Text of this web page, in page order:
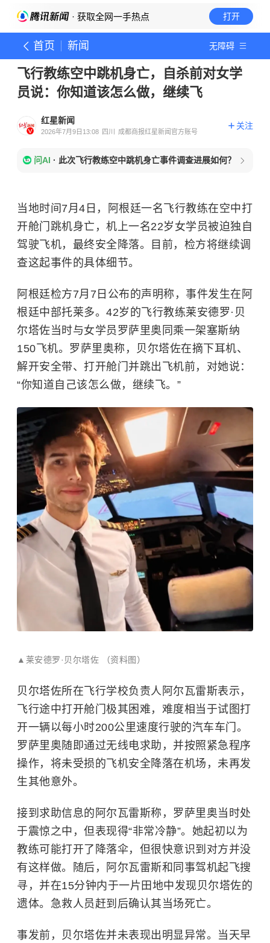
· 获取全网一手热点 打开
首页 新闻 无障碍
飞行教练空中跳机身亡，自杀前对女学
员说：你知道该怎么做，继续飞
红星新闻
2026年7月9日13:08 四川 成都商报红星新闻官方账号
关注
问AI · 此次飞行教练空中跳机身亡事件调查进展如何？
当地时间7月4日，阿根廷一名飞行教练在空中打
开舱门跳机身亡，机上一名22岁女学员被迫独自
驾驶飞机，最终安全降落。目前，检方将继续调
查这起事件的具体细节。
阿根廷检方7月7日公布的声明称，事件发生在阿
根廷中部托莱多。42岁的飞行教练莱安德罗·贝
尔塔佐当时与女学员罗萨里奥同乘一架塞斯纳
150飞机。罗萨里奥称，贝尔塔佐在摘下耳机、
解开安全带、打开舱门并跳出飞机前，对她说：
“你知道自己该怎么做，继续飞。”
▲ 莱安德罗·贝尔塔佐 （资料图）
贝尔塔佐所在飞行学校负责人阿尔瓦雷斯表示，
飞行途中打开舱门极其困难，难度相当于试图打
开一辆以每小时200公里速度行驶的汽车车门。
罗萨里奥随即通过无线电求助，并按照紧急程序
操作，将未受损的飞机安全降落在机场，未再发
生其他意外。
接到求助信息的阿尔瓦雷斯称，罗萨里奥当时处
于震惊之中，但表现得“非常冷静”。她起初以为
教练可能打开了降落伞，但很快意识到对方并没
有这样做。随后，阿尔瓦雷斯和同事驾机起飞搜
寻，并在15分钟内于一片田地中发现贝尔塔佐的
遗体。急救人员赶到后确认其当场死亡。
事发前，贝尔塔佐并未表现出明显异常。当天早